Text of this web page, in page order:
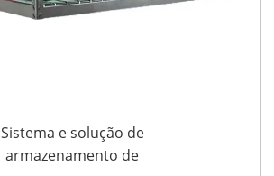
Sistema e solução de
armazenamento de